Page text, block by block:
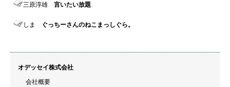
三原淳雄 言いたい放題
しま ぐっちーさんのねこまっしぐら。
オデッセイ株式会社
会社概要